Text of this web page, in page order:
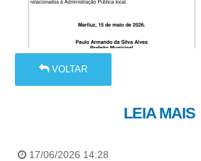
VOLTAR
LEIA MAIS
17/06/2026 14:28